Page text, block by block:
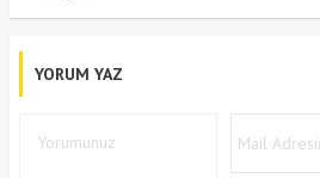
YORUM YAZ